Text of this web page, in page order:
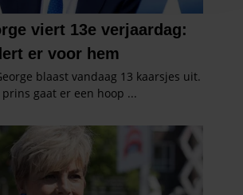
te analyseren. Ook delen we
gebruik van onze site met onze
media, adverteren en analyse. Deze
ze heeft verstrekt of die ze hebben
van uw gebruik van hun services. U
onze cookies als u onze website blijft